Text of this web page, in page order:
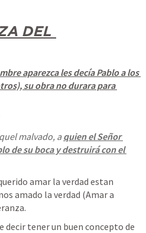
DEL
aparezca les decía Pablo a los
su obra no durara para
malvado, a quien el Señor
de su boca y destruirá con el
amar la verdad estan
amado la verdad (Amar a
decir tener un buen concepto de